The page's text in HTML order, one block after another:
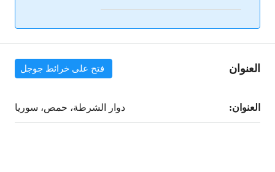
العنوان فتح على خرائط جوجل
العنوان: دوار الشرطة، حمص، سوريا